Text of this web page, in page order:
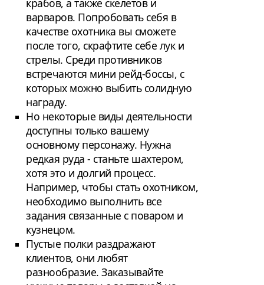
крабов, а также скелетов и
варваров. Попробовать себя в
качестве охотника вы сможете
после того, скрафтите себе лук и
стрелы. Среди противников
встречаются мини рейд-боссы, с
которых можно выбить солидную
награду.
Но некоторые виды деятельности
доступны только вашему
основному персонажу. Нужна
редкая руда - станьте шахтером,
хотя это и долгий процесс.
Например, чтобы стать охотником,
необходимо выполнить все
задания связанные с поваром и
кузнецом.
Пустые полки раздражают
клиентов, они любят
разнообразие. Заказывайте